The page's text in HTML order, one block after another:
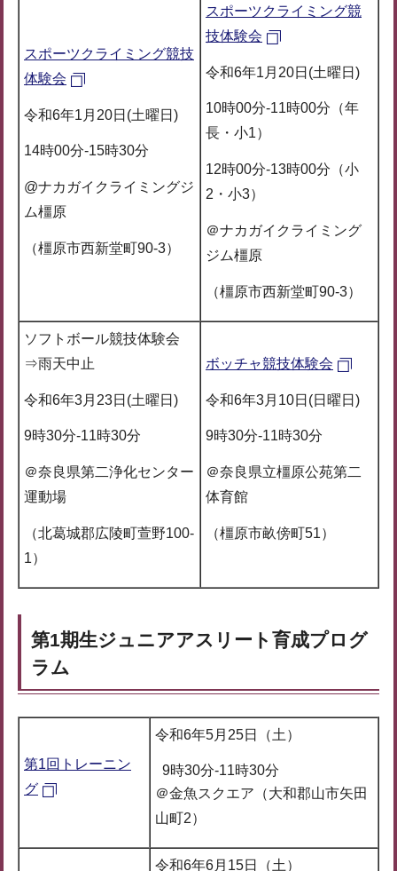
スポーツクライミング競技
体験会
令和6年1月20日(土曜日)
14時00分-15時30分
@ナカガイクライミングジ
ム橿原
（橿原市西新堂町90-3）
スポーツクライミング競
技体験会
令和6年1月20日(土曜日)
10時00分-11時00分（年
長・小1）
12時00分-13時00分（小
2・小3）
＠ナカガイクライミング
ジム橿原
（橿原市西新堂町90-3）
ソフトボール競技体験会
⇒雨天中止
令和6年3月23日(土曜日)
9時30分-11時30分
＠奈良県第二浄化センター
運動場
（北葛城郡広陵町萱野100-
1）
ボッチャ競技体験会
令和6年3月10日(日曜日)
9時30分-11時30分
＠奈良県立橿原公苑第二
体育館
（橿原市畝傍町51）
第1期生ジュニアアスリート育成プログ
ラム
第1回トレーニン
グ
令和6年5月25日（土）
9時30分-11時30分
＠金魚スクエア（大和郡山市矢田
山町2）
令和6年6月15日（土）